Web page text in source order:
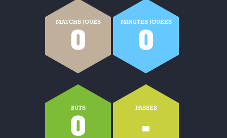
MATCHS JOUÉS
0
MINUTES JOUÉES
0
BUTS
0
PASSES
-